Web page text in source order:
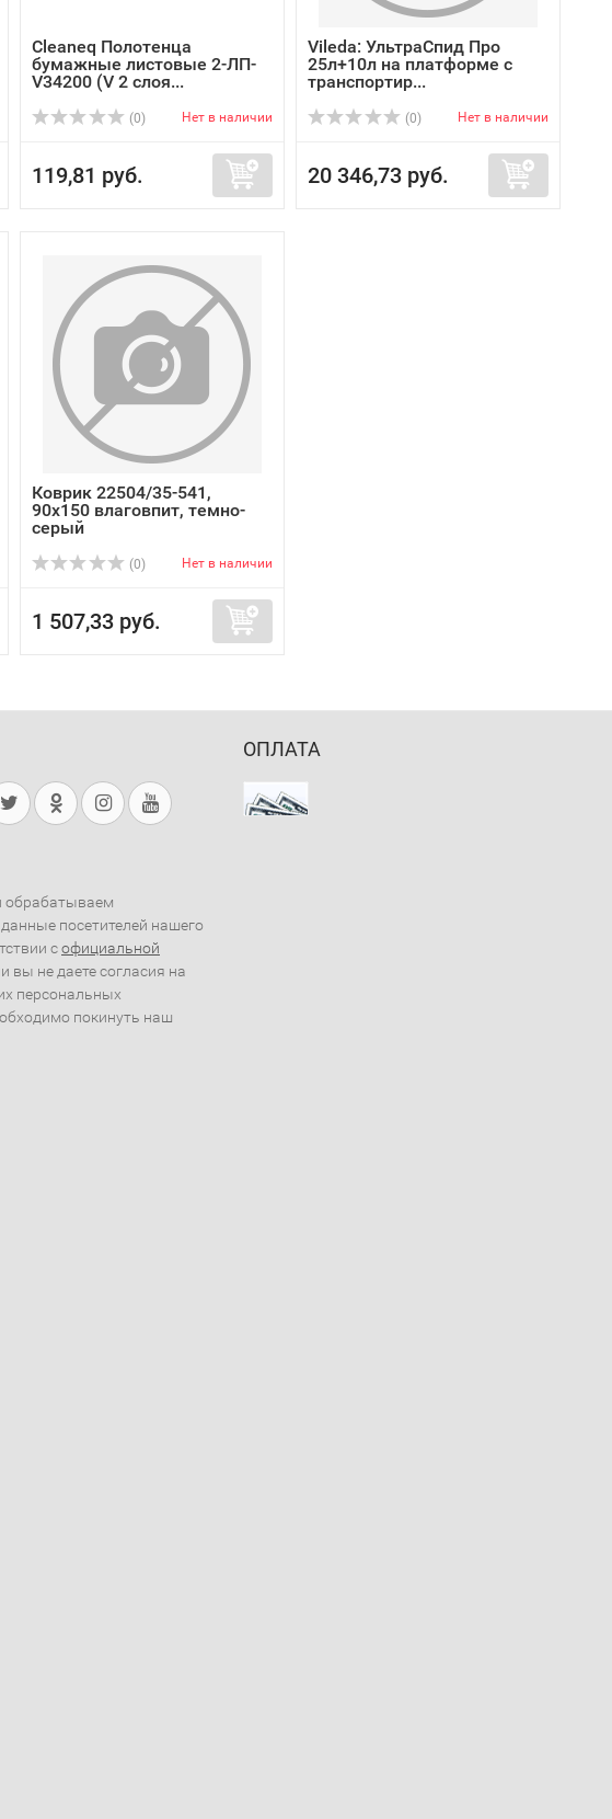
Cleaneq Полотенца
бумажные листовые 2-ЛП-
V34200 (V 2 слоя...
(0) Нет в наличии
119,81 руб.
Vileda: УльтраСпид Про
25л+10л на платформе с
транспортир...
(0) Нет в наличии
20 346,73 руб.
Коврик 22504/35-541,
90х150 влаговпит, темно-
серый
(0) Нет в наличии
1 507,33 руб.
обрабатываем
посетителей нашего
софициальной
вы не даете согласия на
персональных
покинуть наш
ОПЛАТА